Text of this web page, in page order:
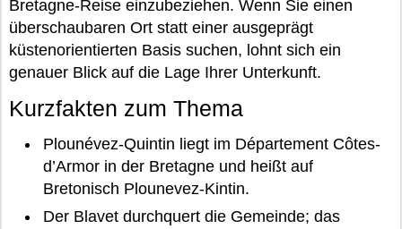
Bretagne-Reise einzubeziehen. Wenn Sie einen
überschaubaren Ort statt einer ausgeprägt
küstenorientierten Basis suchen, lohnt sich ein
genauer Blick auf die Lage Ihrer Unterkunft.
Kurzfakten zum Thema
Plounévez-Quintin liegt im Département Côtes-
d’Armor in der Bretagne und heißt auf
Bretonisch Plounevez-Kintin.
Der Blavet durchquert die Gemeinde; das